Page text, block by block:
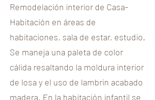
Remodelación interior de Casa-
Habitación en áreas de
habitaciones, sala de estar, estudio.
Se maneja una paleta de color
cálida resaltando la moldura interior
de losa y el uso de lambrin acabado
madera. En la habitación infantil se